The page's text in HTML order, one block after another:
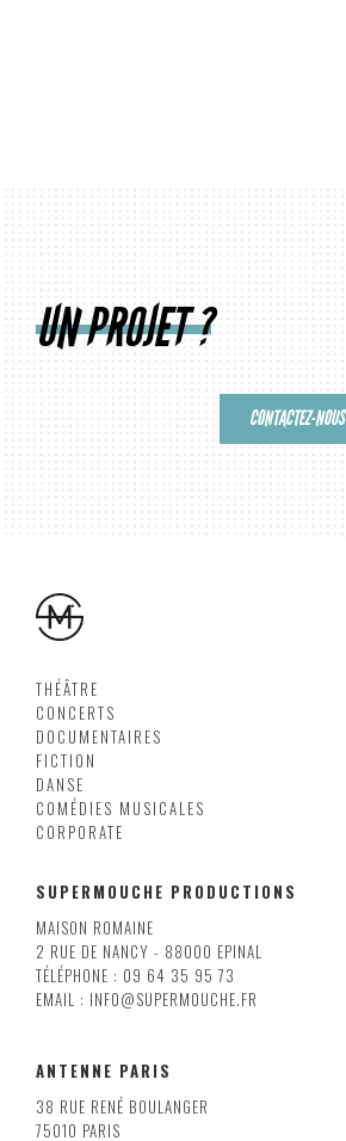
UN PROJET ?
CONTACTEZ-NOUS
THÉÂTRE
CONCERTS
DOCUMENTAIRES
FICTION
DANSE
COMÉDIES MUSICALES
CORPORATE
SUPERMOUCHE PRODUCTIONS
MAISON ROMAINE
2 RUE DE NANCY - 88000 EPINAL
TÉLÉPHONE : 09 64 35 95 73
EMAIL : INFO@SUPERMOUCHE.FR
ANTENNE PARIS
38 RUE RENÉ BOULANGER
75010 PARIS